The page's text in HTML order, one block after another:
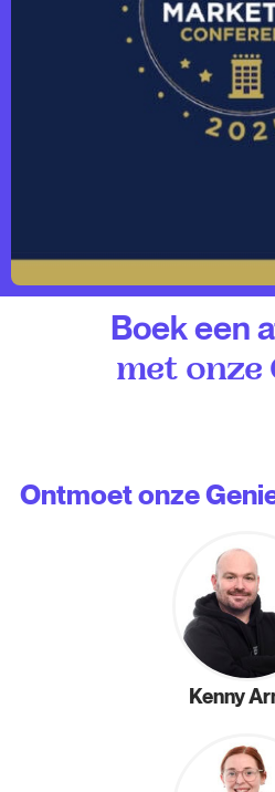
Boek een
met onze
Ontmoet onze
Kenny